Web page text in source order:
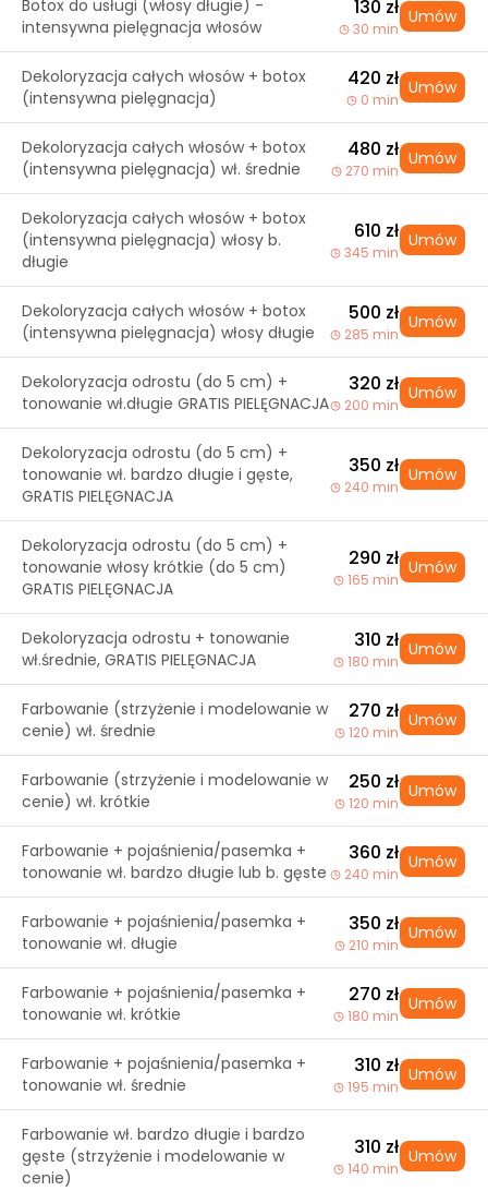
Botox do usługi (włosy długie) -
intensywna pielęgnacja włosów
130 zł
30 min
Umów
Dekoloryzacja całych włosów + botox
(intensywna pielęgnacja)
420 zł
0 min
Umów
Dekoloryzacja całych włosów + botox
(intensywna pielęgnacja) wł. średnie
480 zł
270 min
Umów
Dekoloryzacja całych włosów + botox
(intensywna pielęgnacja) włosy b.
długie
610 zł
345 min
Umów
Dekoloryzacja całych włosów + botox
(intensywna pielęgnacja) włosy długie
500 zł
285 min
Umów
Dekoloryzacja odrostu (do 5 cm) +
tonowanie wł.długie GRATIS PIELĘGNACJA
320 zł
200 min
Umów
Dekoloryzacja odrostu (do 5 cm) +
tonowanie wł. bardzo długie i gęste,
GRATIS PIELĘGNACJA
350 zł
240 min
Umów
Dekoloryzacja odrostu (do 5 cm) +
tonowanie włosy krótkie (do 5 cm)
GRATIS PIELĘGNACJA
290 zł
165 min
Umów
Dekoloryzacja odrostu + tonowanie
wł.średnie, GRATIS PIELĘGNACJA
310 zł
180 min
Umów
Farbowanie (strzyżenie i modelowanie w
cenie) wł. średnie
270 zł
120 min
Umów
Farbowanie (strzyżenie i modelowanie w
cenie) wł. krótkie
250 zł
120 min
Umów
Farbowanie + pojaśnienia/pasemka +
tonowanie wł. bardzo długie lub b. gęste
360 zł
240 min
Umów
Farbowanie + pojaśnienia/pasemka +
tonowanie wł. długie
350 zł
210 min
Umów
Farbowanie + pojaśnienia/pasemka +
tonowanie wł. krótkie
270 zł
180 min
Umów
Farbowanie + pojaśnienia/pasemka +
tonowanie wł. średnie
310 zł
195 min
Umów
Farbowanie wł. bardzo długie i bardzo
gęste (strzyżenie i modelowanie w
cenie)
310 zł
140 min
Umów